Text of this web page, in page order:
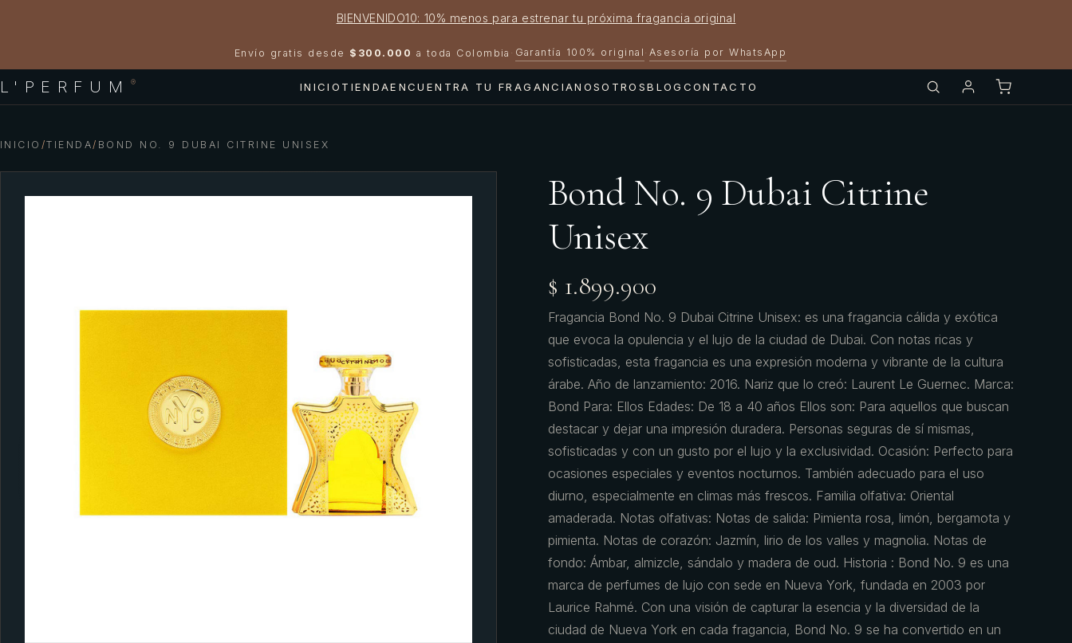
BIENVENIDO10: 10% menos para estrenar tu próxima fragancia original
Envío gratis desde $300.000 a toda Colombia · Garantía 100% original · Asesoría por WhatsApp
L'PERFUM ® INICIO TIENDAENCUENTRA TU FRAGANCIANOSOTROSBLOG CONTACTO
INICIO /TIENDA/ BOND NO. 9 DUBAI CITRINE UNISEX
Bond No. 9 Dubai Citrine
Unisex
$ 1.899.900
Fragancia Bond No. 9 Dubai Citrine Unisex: es una fragancia cálida y exótica
que evoca la opulencia y el lujo de la ciudad de Dubai. Con notas ricas y
sofisticadas, esta fragancia es una expresión moderna y vibrante de la cultura
árabe. Año de lanzamiento: 2016. Nariz que lo creó: Laurent Le Guernec. Marca:
Bond Para: Ellos Edades: De 18 a 40 años Ellos son: Para aquellos que buscan
destacar y dejar una impresión duradera. Personas seguras de sí mismas,
sofisticadas y con un gusto por el lujo y la exclusividad. Ocasión: Perfecto para
ocasiones especiales y eventos nocturnos. También adecuado para el uso
diurno, especialmente en climas más frescos. Familia olfativa: Oriental
amaderada. Notas olfativas: Notas de salida: Pimienta rosa, limón, bergamota y
pimienta. Notas de corazón: Jazmín, lirio de los valles y magnolia. Notas de
fondo: Ámbar, almizcle, sándalo y madera de oud. Historia : Bond No. 9 es una
marca de perfumes de lujo con sede en Nueva York, fundada en 2003 por
Laurice Rahmé. Con una visión de capturar la esencia y la diversidad de la
ciudad de Nueva York en cada fragancia, Bond No. 9 se ha convertido en un